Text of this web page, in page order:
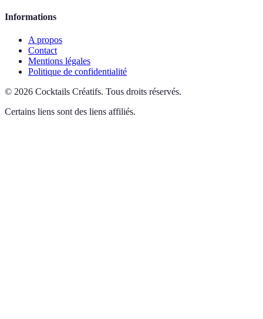
Informations
A propos
Contact
Mentions légales
Politique de confidentialité
© 2026 Cocktails Créatifs. Tous droits réservés.
Certains liens sont des liens affiliés.